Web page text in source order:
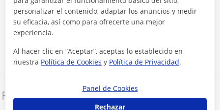
Al hacer clic, aceptas nuestroaviso legaly deprivacidad
Denunciar este perfil
personalizar el contenido, adaptar los anuncios y medir
su eficacia, así como para ofrecerte una mejor
experiencia.
Al hacer clic en “Aceptar”, aceptas lo establecido en
nuestra Política de Cookies y Política de Privacidad.
Panel de Cookies
Rechazar